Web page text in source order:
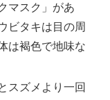
マスク」があ
ビタキは目の周
は褐色で地味な
スズメより一回